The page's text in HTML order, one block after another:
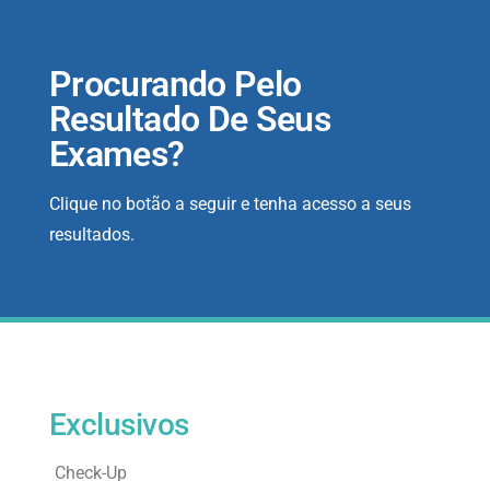
Procurando Pelo
Resultado De Seus
Exames?
Clique no botão a seguir e tenha acesso a seus
resultados.
Exclusivos
Check-Up